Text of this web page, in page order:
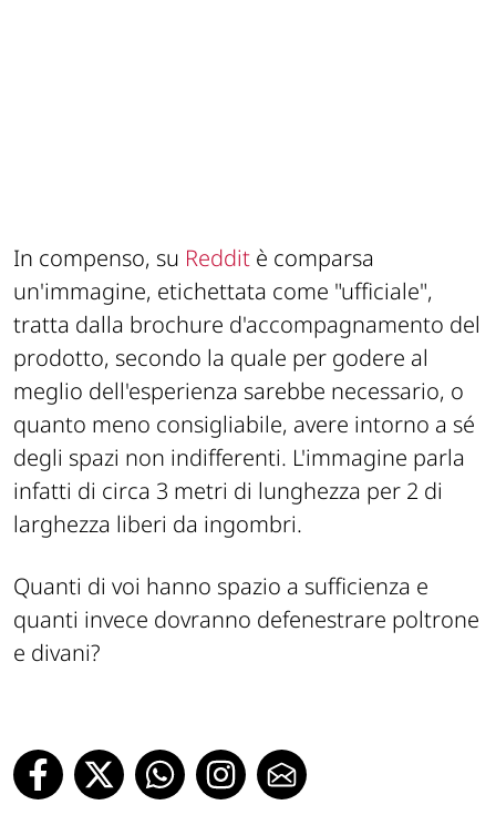
In compenso, su Reddit è comparsa
un'immagine, etichettata come "ufficiale",
tratta dalla brochure d'accompagnamento del
prodotto, secondo la quale per godere al
meglio dell'esperienza sarebbe necessario, o
quanto meno consigliabile, avere intorno a sé
degli spazi non indifferenti. L'immagine parla
infatti di circa 3 metri di lunghezza per 2 di
larghezza liberi da ingombri.
Quanti di voi hanno spazio a sufficienza e
quanti invece dovranno defenestrare poltrone
e divani?